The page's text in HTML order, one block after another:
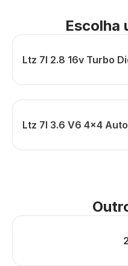
Escolha
Ltz 7l 2.8 16v Turbo
Ltz 7l 3.6 V6 4x4